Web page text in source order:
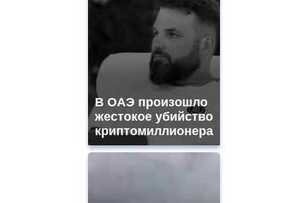
В ОАЭ произошло
жестокое убийство
криптомиллионера